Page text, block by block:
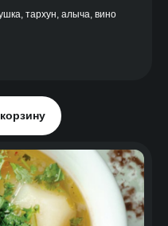
тархун, алыча, вино